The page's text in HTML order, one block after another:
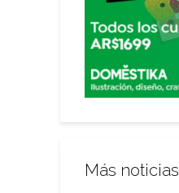
Más noticias